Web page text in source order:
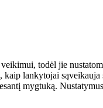
todėl jie
lankytojai
mygtuką.